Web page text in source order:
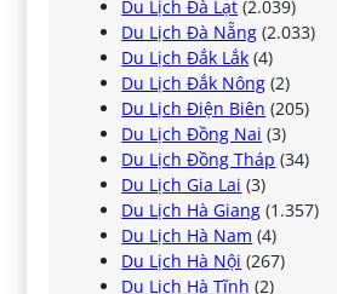
Du Lịch Đà Lạt (2.039)
Du Lịch Đà Nẵng (2.033)
Du Lịch Đắk Lắk (4)
Du Lịch Đắk Nông (2)
Du Lịch Điện Biên (205)
Du Lịch Đồng Nai (3)
Du Lịch Đồng Tháp (34)
Du Lịch Gia Lai (3)
Du Lịch Hà Giang (1.357)
Du Lịch Hà Nam (4)
Du Lịch Hà Nội (267)
Du Lịch Hà Tĩnh (2)